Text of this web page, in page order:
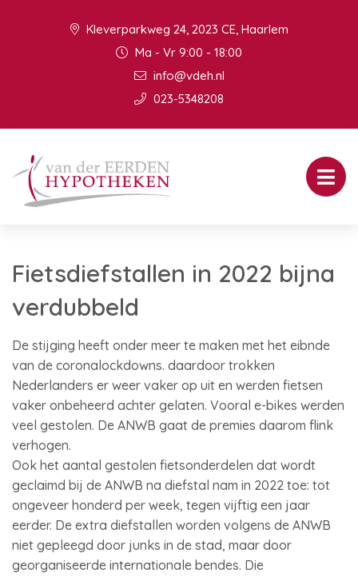
Kleverparkweg 24, 2023 CE, Haarlem
Ma - Vr 9:00 - 18:00
info@vdeh.nl
023-5348208
Fietsdiefstallen in 2022 bijna
verdubbeld
De stijging heeft onder meer te maken met het eibnde
van de coronalockdowns. daardoor trokken
Nederlanders er weer vaker op uit en werden fietsen
vaker onbeheerd achter gelaten. Vooral e-bikes werden
veel gestolen. De ANWB gaat de premies daarom flink
verhogen.
Ook het aantal gestolen fietsonderdelen dat wordt
geclaimd bij de ANWB na diefstal nam in 2022 toe: tot
ongeveer honderd per week, tegen vijftig een jaar
eerder. De extra diefstallen worden volgens de ANWB
niet gepleegd door junks in de stad, maar door
georganiseerde internationale bendes. Die